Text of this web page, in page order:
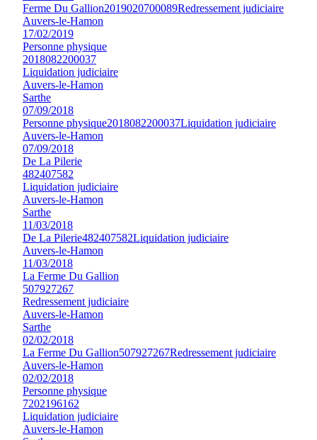
Ferme Du Gallion2019020700089Redressement judiciaire
Auvers-le-Hamon
17/02/2019
Personne physique
2018082200037
Liquidation judiciaire
Auvers-le-Hamon
Sarthe
07/09/2018
Personne physique2018082200037Liquidation judiciaire
Auvers-le-Hamon
07/09/2018
De La Pilerie
482407582
Liquidation judiciaire
Auvers-le-Hamon
Sarthe
11/03/2018
De La Pilerie482407582Liquidation judiciaire
Auvers-le-Hamon
11/03/2018
La Ferme Du Gallion
507927267
Redressement judiciaire
Auvers-le-Hamon
Sarthe
02/02/2018
La Ferme Du Gallion507927267Redressement judiciaire
Auvers-le-Hamon
02/02/2018
Personne physique
7202196162
Liquidation judiciaire
Auvers-le-Hamon